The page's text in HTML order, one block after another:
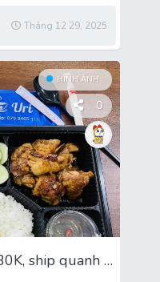
Tháng 12 29, 2025
HÌNH ẢNH
0
Cơm văn phòng Uri: đồng giá 30K, ship quanh Gò Vấp